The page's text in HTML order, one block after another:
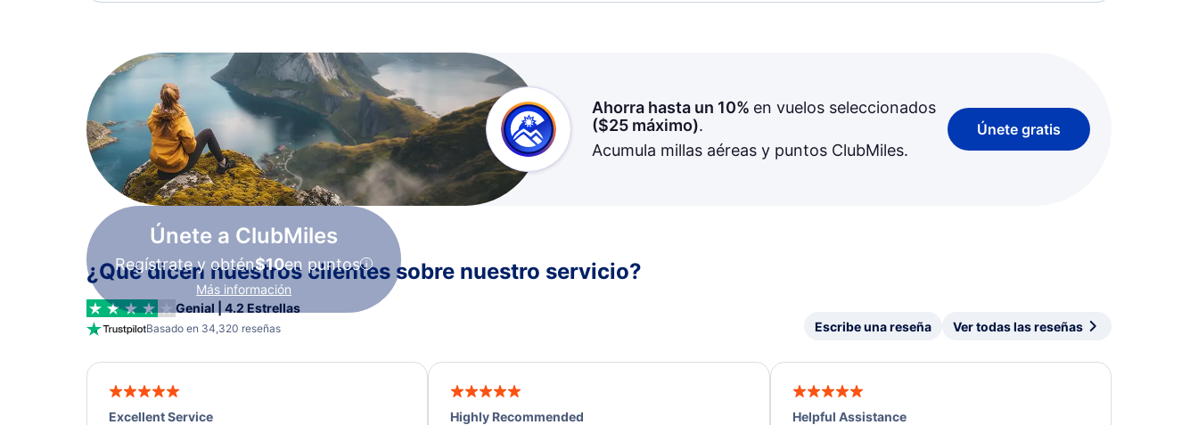
Únete a ClubMiles
Regístrate y obtén$10en puntos
Más información
Ahorra hasta un 10% en vuelos seleccionados
($25máximo).
Acumula millas aéreas y puntos ClubMiles.
Únete gratis
¿Qué dicen nuestros clientes sobre nuestro servicio?
Genial | 4.2 Estrellas
Basado en 34,320 reseñas Escribe una reseña Ver todas las reseñas
Excellent Service
Highly Recommended
Helpful Assistance